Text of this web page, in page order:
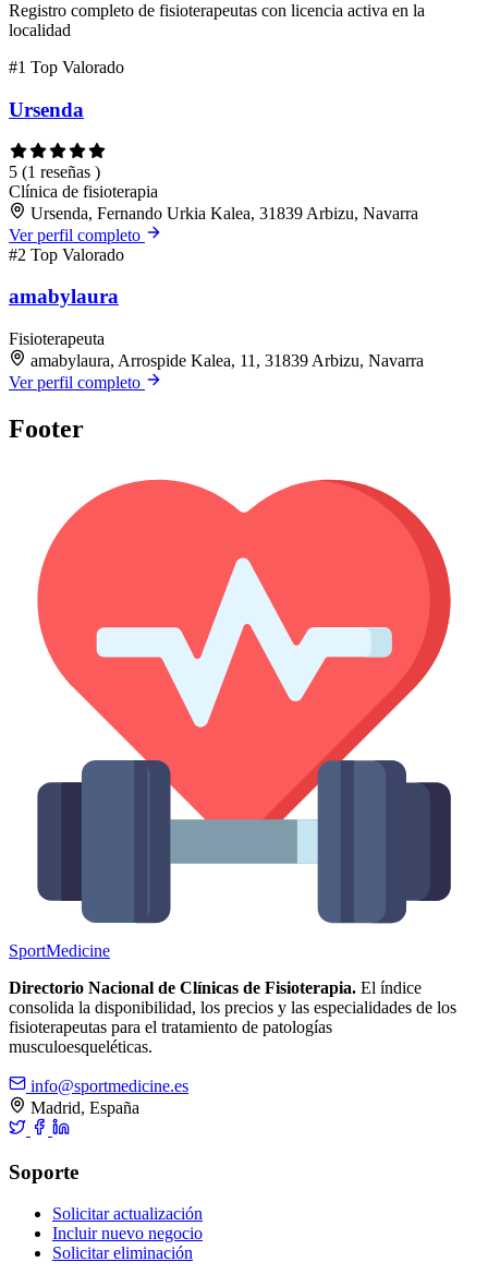
Registro completo de fisioterapeutas con licencia activa en la
localidad
#1 Top Valorado
Ursenda
5 (1 reseñas )
Clínica de fisioterapia
Ursenda, Fernando Urkia Kalea, 31839 Arbizu, Navarra
Ver perfil completo
#2 Top Valorado
amabylaura
Fisioterapeuta
amabylaura, Arrospide Kalea, 11, 31839 Arbizu, Navarra
Ver perfil completo
Footer
SportMedicine
Directorio Nacional de Clínicas de Fisioterapia. El índice
consolida la disponibilidad, los precios y las especialidades de los
fisioterapeutas para el tratamiento de patologías
musculoesqueléticas.
info@sportmedicine.es
Madrid, España
Soporte
Solicitar actualización
Incluir nuevo negocio
Solicitar eliminación